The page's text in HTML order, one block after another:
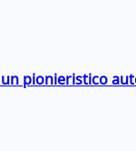
un pionieristico